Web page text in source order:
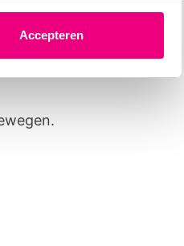
Accepteren
en